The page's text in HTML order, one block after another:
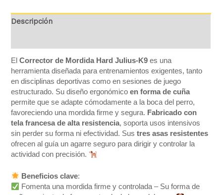
Descripción
ElCorrector de Mordida Hard Julius-K9 es una
herramienta diseñada para entrenamientos exigentes, tanto
en disciplinas deportivas como en sesiones de juego
estructurado. Su diseño ergonómicoen forma de cuña
permite que se adapte cómodamente a la boca del perro,
favoreciendo una mordida firme y segura. Fabricado con
tela francesa de alta resistencia, soporta usos intensivos
sin perder su forma ni efectividad. Sus tres asas resistentes
ofrecen al guía un agarre seguro para dirigir y controlar la
actividad con precisión.
Beneficios clave:
Fomenta una mordida firme y controlada – Su forma de